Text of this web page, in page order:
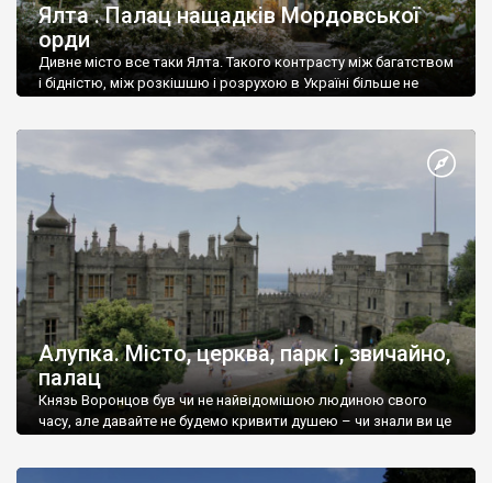
Ялта . Палац нащадків Мордовської
орди
Дивне місто все таки Ялта. Такого контрасту між багатством
і бідністю, між розкішшю і розрухою в Україні більше не
Алупка. Місто, церква, парк і, звичайно,
палац
Князь Воронцов був чи не найвідомішою людиною свого
часу, але давайте не будемо кривити душею – чи знали ви це